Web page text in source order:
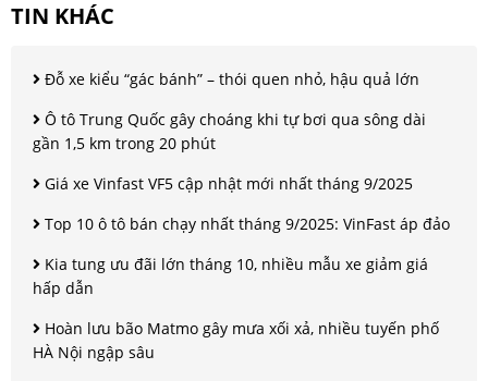
TIN KHÁC
Đỗ xe kiểu “gác bánh” – thói quen nhỏ, hậu quả lớn
Ô tô Trung Quốc gây choáng khi tự bơi qua sông dài
gần 1,5 km trong 20 phút
Giá xe Vinfast VF5 cập nhật mới nhất tháng 9/2025
Top 10 ô tô bán chạy nhất tháng 9/2025: VinFast áp đảo
Kia tung ưu đãi lớn tháng 10, nhiều mẫu xe giảm giá
hấp dẫn
Hoàn lưu bão Matmo gây mưa xối xả, nhiều tuyến phố
HÀ Nội ngập sâu